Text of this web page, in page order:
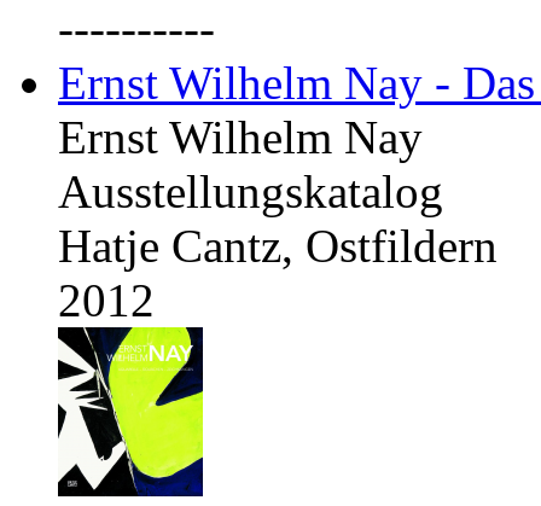
----------
Ernst Wilhelm Nay -
Ernst Wilhelm Nay
Ausstellungskatalog
Hatje Cantz, Ostfildern
2012